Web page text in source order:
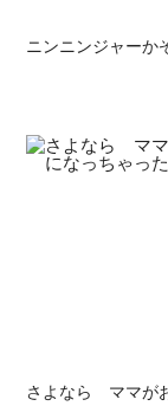
ニンニンジャーか
さよなら ママが